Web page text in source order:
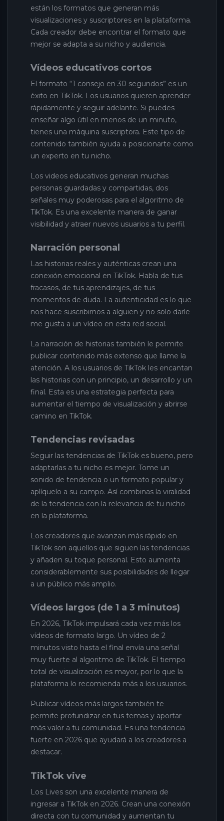
están los formatos que generan más
visualizaciones y suscriptores en la plataforma.
Cada creador debe encontrar el formato que
mejor se adapta a su nicho y audiencia.
Vídeos educativos cortos
El formato “1 consejo en 30 segundos” es un
éxito en TikTok. Los usuarios quieren aprender
rápidamente y seguir adelante. Si puedes
enseñar algo útil en menos de un minuto,
tienes una máquina suscriptora. Este tipo de
contenido también ayuda a posicionarte como
un experto en tu nicho.
Los videos educativos generan muchas
personas guardadas y compartidas, dos
señales muy poderosas para el algoritmo de
TikTok. Es una excelente manera de ganar
visibilidad y atraer nuevos usuarios a tu perfil.
Narración personal
Las historias reales y auténticas crean una
conexión emocional en TikTok. Habla de tus
fracasos, de tus aprendizajes, de tus
momentos de duda. La autenticidad es lo que
nos hace suscribirnos a alguien y no solo darle
me gusta a un vídeo en esta red social.
La narración de historias también le permite
publicar contenido más extenso que llame la
atención. A los usuarios de TikTok les encantan
las historias con un principio, un desarrollo y un
final. Esta es una estrategia perfecta para
aumentar el tiempo de visualización y abrirse
camino en TikTok.
Tendencias revisadas
Seguir las tendencias de TikTok es bueno, pero
adaptarlas a tu nicho es mejor. Tome un
sonido de tendencia o un formato popular y
aplíquelo a su campo. Así combinas la viralidad
de la tendencia con la relevancia de tu nicho
en la plataforma.
Los creadores que avanzan más rápido en
TikTok son aquellos que siguen las tendencias
y añaden su toque personal. Esto aumenta
considerablemente sus posibilidades de llegar
a un público más amplio.
Vídeos largos (de 1 a 3 minutos)
En 2026, TikTok impulsará cada vez más los
vídeos de formato largo. Un vídeo de 2
minutos visto hasta el final envía una señal
muy fuerte al algoritmo de TikTok. El tiempo
total de visualización es mayor, por lo que la
plataforma lo recomienda más a los usuarios.
Publicar vídeos más largos también te
permite profundizar en tus temas y aportar
más valor a tu comunidad. Es una tendencia
fuerte en 2026 que ayudará a los creadores a
destacar.
TikTok vive
Los Lives son una excelente manera de
ingresar a TikTok en 2026. Crean una conexión
directa con tu comunidad y aumentan tu